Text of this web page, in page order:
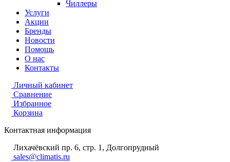
Чиллеры
Услуги
Акции
Бренды
Новости
Помощь
О нас
Контакты
Личный кабинет
Сравнение
Избранное
Корзина
Контактная информация
Лихачёвский пр. 6, стр. 1, Долгопрудный
sales@climatis.ru